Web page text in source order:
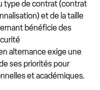
type de contrat (contrat
et de la taille
bénéficie des
alternance exige une
ses priorités pour
et académiques.